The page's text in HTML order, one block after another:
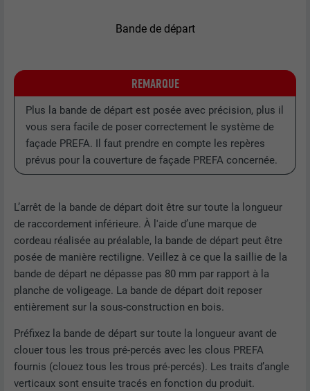
Bande de départ
REMARQUE
Plus la bande de départ est posée avec précision, plus il
vous sera facile de poser correctement le système de
façade PREFA. Il faut prendre en compte les repères
prévus pour la couverture de façade PREFA concernée.
L’arrêt de la bande de départ doit être sur toute la longueur
de raccordement inférieure. À l'aide d’une marque de
cordeau réalisée au préalable, la bande de départ peut être
posée de manière rectiligne. Veillez à ce que la saillie de la
bande de départ ne dépasse pas 80 mm par rapport à la
planche de voligeage. La bande de départ doit reposer
entièrement sur la sous-construction en bois.
Préfixez la bande de départ sur toute la longueur avant de
clouer tous les trous pré-percés avec les clous PREFA
fournis (clouez tous les trous pré-percés). Les traits d’angle
verticaux sont ensuite tracés en fonction du produit.